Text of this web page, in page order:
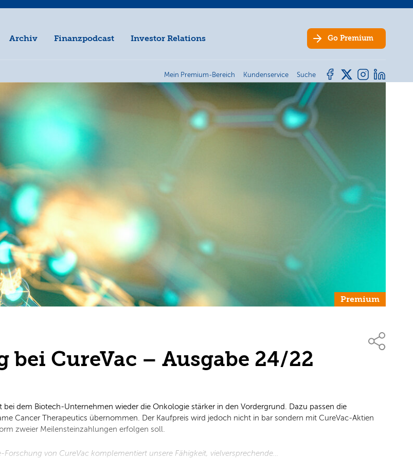
Archiv Finanzpodcast Investor Relations Go Premium
Mein Premium-Bereich Kundenservice Suche
Premium
CureVac – Ausgabe 24/22
dem Biotech-Unternehmen wieder die Onkologie stärker in den Vordergrund. Dazu passen die
Cancer Therapeutics übernommen. Der Kaufpreis wird jedoch nicht in bar sondern mit CureVac-Aktien
zweier Meilensteinzahlungen erfolgen soll.
von CureVac komplementiert unsere Fähigkeit, vielversprechende…